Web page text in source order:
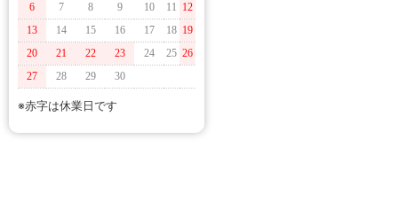
6
7 8 9 10 11 12
13
14 15 16 17 18 19
20
21 22 23 24 25 26
27
28 29 30
※赤字は休業日です